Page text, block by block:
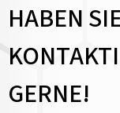
HABEN
GERNE!